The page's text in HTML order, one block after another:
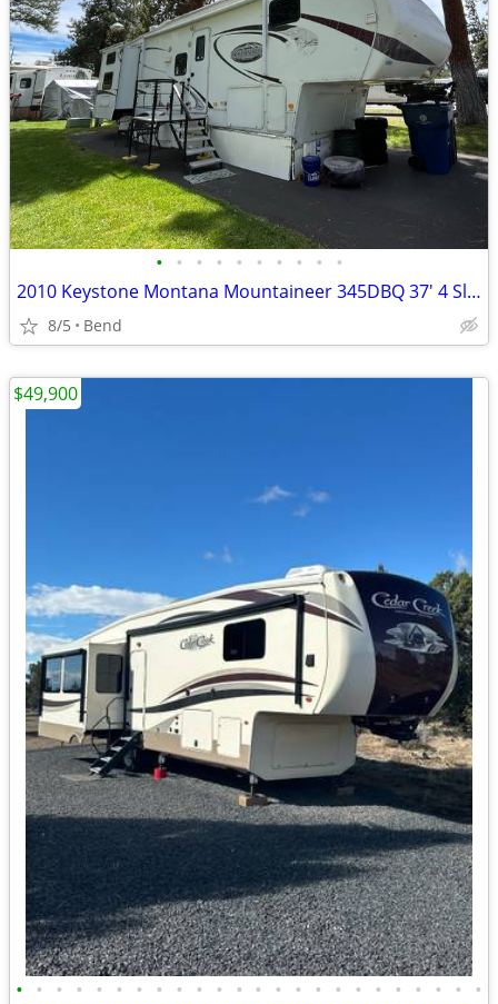
• • • • • • • • • •
2010 Keystone Montana Mountaineer 345DBQ 37' 4 Slides New Tires
8/5 Bend
• • • • • • • • • • • • • • • • • • • • • • • •
$49,900